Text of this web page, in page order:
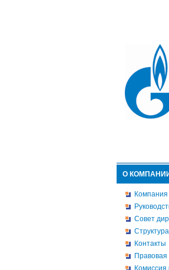
О
Компания
Совет
Структура
Контакты
Комиссия